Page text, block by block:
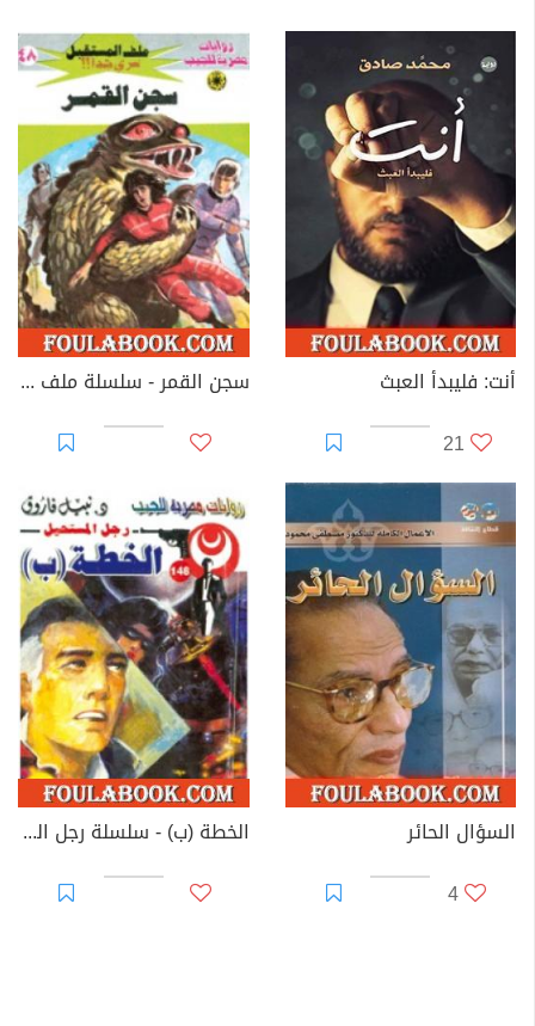
أنت: فليبدأ العبث
21
سجن القمر - سلسلة ملف المستقبل
السؤال الحائر
4
الخطة (ب) - سلسلة رجل المستحيل